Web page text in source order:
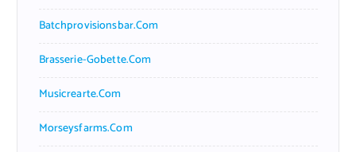
Batchprovisionsbar.com
Brasserie-Gobette.com
Musicrearte.com
Morseysfarms.com